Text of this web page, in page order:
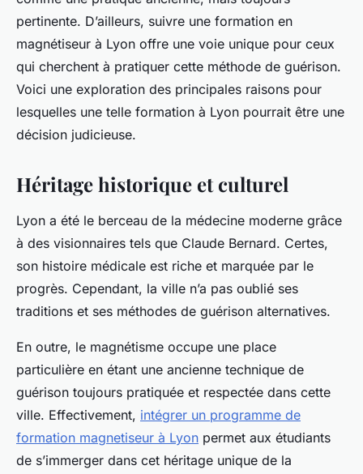
: Pourquoi suivre une
formation magnetiseur à Lyon
?
admin •28 mars 2024•3 min de lecture
pertinente. D’ailleurs, suivre une formation en
magnétiseur à Lyon offre une voie unique pour ceux
qui cherchent à pratiquer cette méthode de guérison.
Voici une exploration des principales raisons pour
lesquelles une telle formation à Lyon pourrait être une
décision judicieuse.
Héritage historique et culturel
Lyon a été le berceau de la médecine moderne grâce
à des visionnaires tels que Claude Bernard. Certes,
son histoire médicale est riche et marquée par le
progrès. Cependant, la ville n’a pas oublié ses
traditions et ses méthodes de guérison alternatives.
En outre, le magnétisme occupe une place
particulière en étant une ancienne technique de
guérison toujours pratiquée et respectée dans cette
ville. Effectivement, intégrer un programme de
formation magnetiseur à Lyon permet aux étudiants
de s’immerger dans cet héritage unique de la